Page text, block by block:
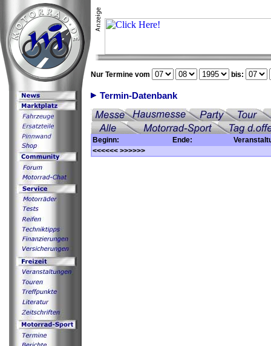
Nur Termine vom bis:
Termin-Datenbank
Beginn: Ende:
<<<<<< >>>>>>